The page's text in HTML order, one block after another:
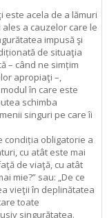
este acela de a lămuri
a cauzelor care le
impusă şi
de situaţia
– când ne simțim
apropiaţi –,
în care este
schimba
singuri pe care îi
condiția obligatorie a
cu atât este mai
de viaţă, cu atât
mie?” sau: „De ce
vieţii în deplinătatea
toate
singurătatea.